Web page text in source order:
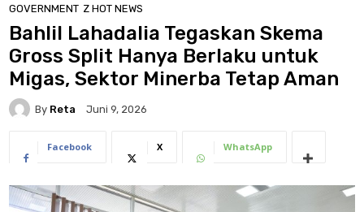
GOVERNMENT Z HOT NEWS
Bahlil Lahadalia Tegaskan Skema
Gross Split Hanya Berlaku untuk
Migas, Sektor Minerba Tetap Aman
By Reta Juni 9, 2026
Facebook X WhatsApp